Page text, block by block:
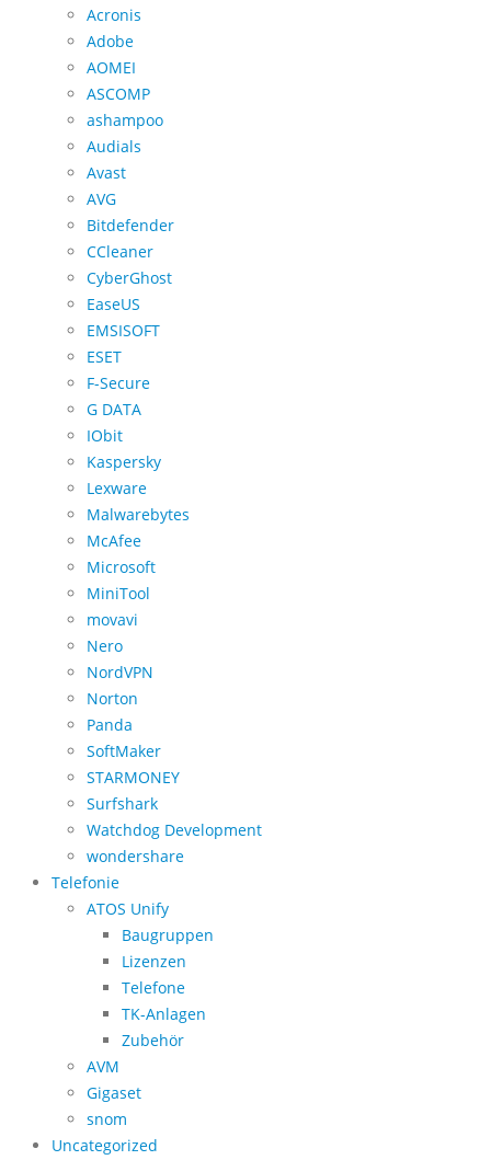
Acronis
Adobe
AOMEI
ASCOMP
ashampoo
Audials
Avast
AVG
Bitdefender
CCleaner
CyberGhost
EaseUS
EMSISOFT
ESET
F-Secure
G DATA
IObit
Kaspersky
Lexware
Malwarebytes
McAfee
Microsoft
MiniTool
movavi
Nero
NordVPN
Norton
Panda
SoftMaker
STARMONEY
Surfshark
Watchdog Development
wondershare
Telefonie
ATOS Unify
Baugruppen
Lizenzen
Telefone
TK-Anlagen
Zubehör
AVM
Gigaset
snom
Uncategorized